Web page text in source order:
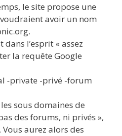
le site propose une
avoir un nom
dans l’esprit « assez
la requête Google
-private -privé -forum
sous domaines de
des forums, ni privés »,
Vous aurez alors des